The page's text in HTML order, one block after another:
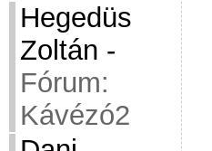
Hegedüs
Zoltán -
Fórum:
Kávézó2